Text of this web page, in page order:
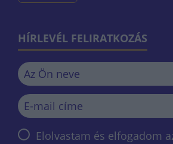
HÍRLEVÉL FELIRATKOZÁS
Elolvastam és elfogadom